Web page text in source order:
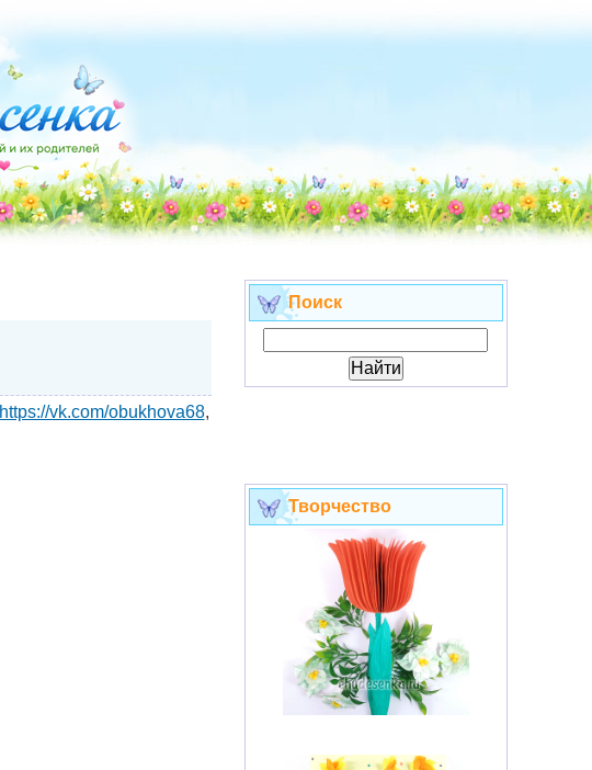
https://vk.com/obukhova68,
Поиск
Творчество